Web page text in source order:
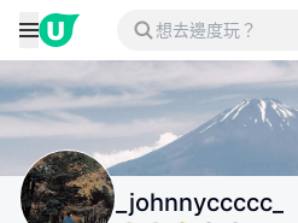
_johnnyccccc_